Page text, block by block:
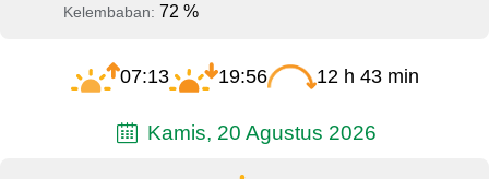
Kelembaban: 72 %
07:13 19:56 12 h 43 min
Kamis, 20 Agustus 2026